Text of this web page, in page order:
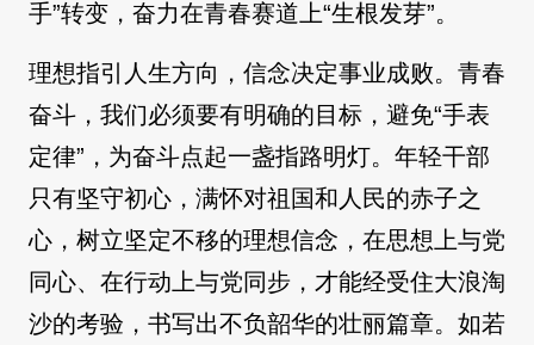
手”转变，奋力在青春赛道上“生根发芽”。
理想指引人生方向，信念决定事业成败。青春
奋斗，我们必须要有明确的目标，避免“手表
定律”，为奋斗点起一盏指路明灯。年轻干部
只有坚守初心，满怀对祖国和人民的赤子之
心，树立坚定不移的理想信念，在思想上与党
同心、在行动上与党同步，才能经受住大浪淘
沙的考验，书写出不负韶华的壮丽篇章。如若